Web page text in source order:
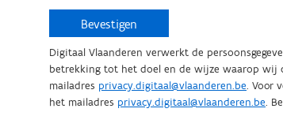
Bevestigen
Digitaal Vlaanderen verwerkt de
betrekking tot het doel en de wijze waarop wij
mailadres privacy.digitaal@vlaanderen.be. Voor verdere vragen of om je rechten uit te oefenen kun je ook contact opnemen met de functionaris voor gegevensbescherming van Digitaal Vlaanderen via
het mailadres privacy.digitaal@vlaanderen.be.